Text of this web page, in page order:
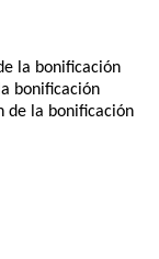
la bonificación
bonificación
de la bonificación